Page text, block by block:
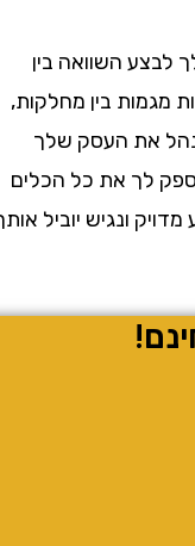
השוואה בין
בין מחלקות,
את העסק שלך
את כל הכלים
יוביל אותך